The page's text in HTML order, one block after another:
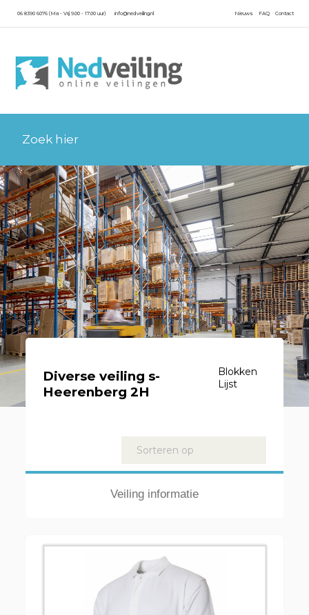
06 8390 6076 (Ma - Vrij 9.00 - 17.00 uur) info@nedveiling.nl Contact
FAQ
Nieuws
Diverse veiling s-
Heerenberg 2H
Blokken
Lijst
Kavels
Veiling informatie
Sorteren op